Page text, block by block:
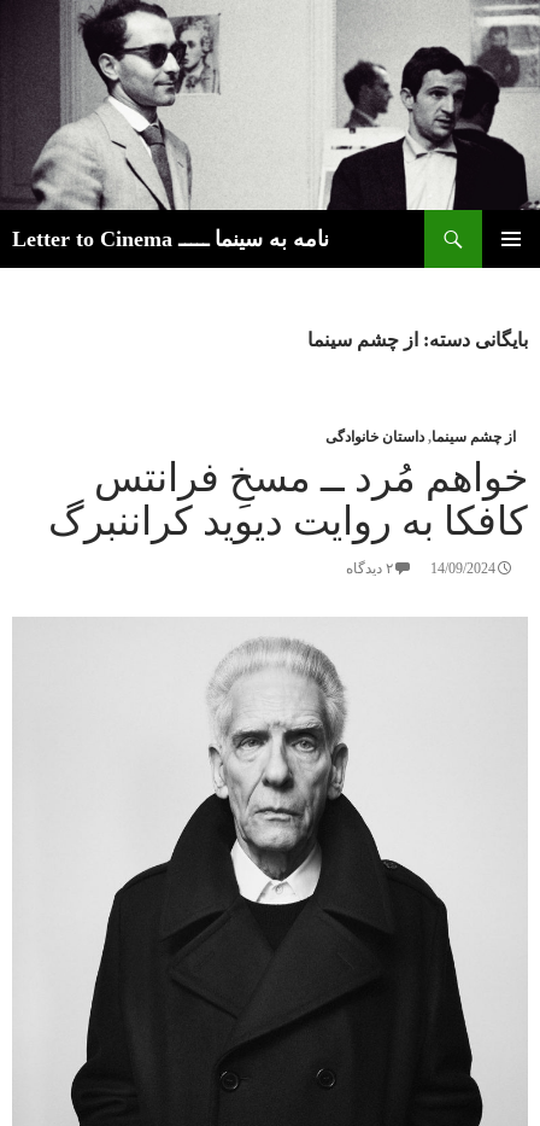
نامه به سینما ـــــ Letter to Cinema
بایگانی دسته: از چشم سینما
از چشم سینما,داستان خانوادگی
خواهم مُرد ــ مسخِ فرانتس
کافکا به روایت دیوید کراننبرگ
14/09/2024 ۲ دیدگاه